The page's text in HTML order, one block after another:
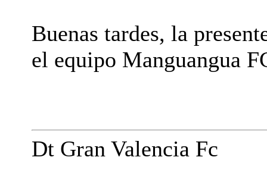
Buenas tardes, la
el equipo Manguangua
Dt Gran Valencia Fc